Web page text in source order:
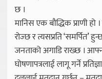
छ ।
मानिस एक बौद्धिक प्राणी
रोज्छ र त्यसप्रति ‘समर्पित’
जनताको अगाडि राख्छ ।
घोषणापत्रलाई लागू गर्ने